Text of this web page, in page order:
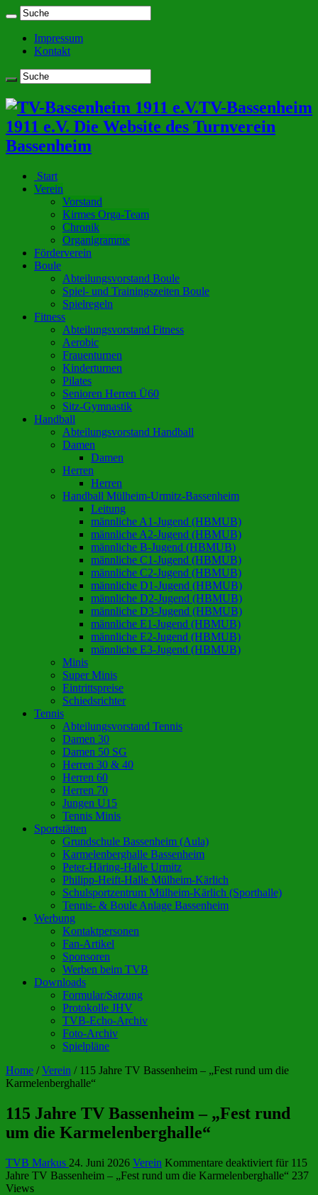
Impressum
Kontakt
TV-Bassenheim
1911 e.V. Die Website des Turnverein
Bassenheim
Start
Verein
Vorstand
Kirmes Orga-Team
Chronik
Organigramme
Förderverein
Boule
Abteilungsvorstand Boule
Spiel- und Trainingszeiten Boule
Spielregeln
Fitness
Abteilungsvorstand Fitness
Aerobic
Frauenturnen
Kinderturnen
Pilates
Senioren Herren Ü60
Sitz-Gymnastik
Handball
Abteilungsvorstand Handball
Damen
Damen
Herren
Herren
Handball Mülheim-Urmitz-Bassenheim
Leitung
männliche A1-Jugend (HBMUB)
männliche A2-Jugend (HBMUB)
männliche B-Jugend (HBMUB)
männliche C1-Jugend (HBMUB)
männliche C2-Jugend (HBMUB)
männliche D1-Jugend (HBMUB)
männliche D2-Jugend (HBMUB)
männliche D3-Jugend (HBMUB)
männliche E1-Jugend (HBMUB)
männliche E2-Jugend (HBMUB)
männliche E3-Jugend (HBMUB)
Minis
Super Minis
Eintrittspreise
Schiedsrichter
Tennis
Abteilungsvorstand Tennis
Damen 30
Damen 50 SG
Herren 30 & 40
Herren 60
Herren 70
Jungen U15
Tennis Minis
Sportstätten
Grundschule Bassenheim (Aula)
Karmelenberghalle Bassenheim
Peter-Häring-Halle Urmitz
Philipp-Heift-Halle Mülheim-Kärlich
Schulsportzentrum Mülheim-Kärlich (Sporthalle)
Tennis- & Boule Anlage Bassenheim
Werbung
Kontaktpersonen
Fan-Artikel
Sponsoren
Werben beim TVB
Downloads
Formular/Satzung
Protokolle JHV
TVB-Echo-Archiv
Foto-Archiv
Spielpläne
Home / Verein / 115 Jahre TV Bassenheim – „Fest rund um die
Karmelenberghalle“
115 Jahre TV Bassenheim – „Fest rund
um die Karmelenberghalle“
TVB Markus 24. Juni 2026 Verein Kommentare deaktiviert für 115
Jahre TV Bassenheim – „Fest rund um die Karmelenberghalle“ 237
Views